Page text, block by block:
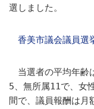
選しました。
香美市議会議員選
当選者の平均年齢
5、無所属11で、女
間で、議員報酬は